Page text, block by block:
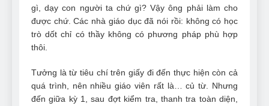
gì, dạy con người ta chứ gì? Vậy ông phải làm cho
được chứ. Các nhà giáo dục đã nói rồi: không có học
trò dốt chỉ có thầy không có phương pháp phù hợp
thôi.
Tưởng là từ tiêu chí trên giấy đi đến thực hiện còn cả
quá trình, nên nhiều giáo viên rất là… củ từ. Nhưng
đến giữa kỳ 1, sau đợt kiểm tra, thanh tra toàn diện,